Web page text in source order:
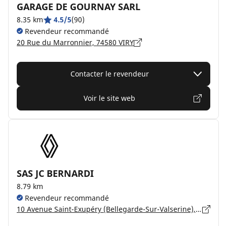
GARAGE DE GOURNAY SARL
8.35 km 4.5/5(90)
Revendeur recommandé
20 Rue du Marronnier, 74580 VIRY
Contacter le revendeur
Voir le site web
SAS JC BERNARDI
8.79 km
Revendeur recommandé
10 Avenue Saint-Exupéry (Bellegarde-Sur-Valserine), 01200 VALSERHÔNE